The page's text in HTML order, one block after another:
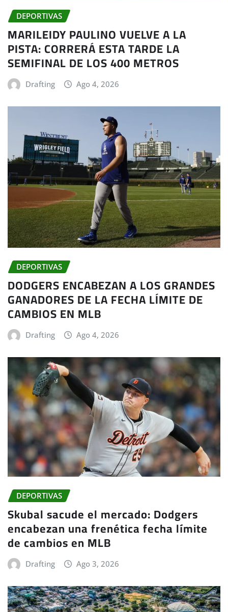
DEPORTIVAS
MARILEIDY PAULINO VUELVE A LA
PISTA: CORRERÁ ESTA TARDE LA
SEMIFINAL DE LOS 400 METROS
Drafting Ago 4, 2026
DEPORTIVAS
DODGERS ENCABEZAN A LOS GRANDES
GANADORES DE LA FECHA LÍMITE DE
CAMBIOS EN MLB
Drafting Ago 4, 2026
DEPORTIVAS
Skubal sacude el mercado: Dodgers
encabezan una frenética fecha límite
de cambios en MLB
Drafting Ago 3, 2026